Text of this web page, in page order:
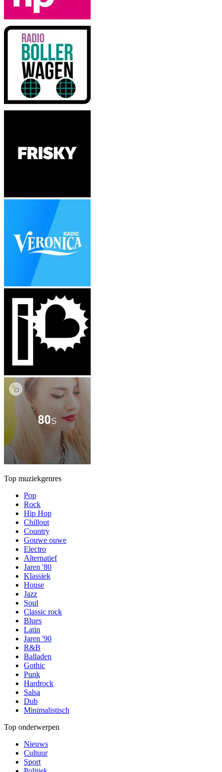
Top muziekgenres
Pop
Rock
Hip Hop
Chillout
Country
Gouwe ouwe
Electro
Alternatief
Jaren '80
Klassiek
House
Jazz
Soul
Classic rock
Blues
Latin
Jaren '90
R&B
Balladen
Gothic
Punk
Hardrock
Salsa
Dub
Minimalistisch
Top onderwerpen
Nieuws
Cultuur
Sport